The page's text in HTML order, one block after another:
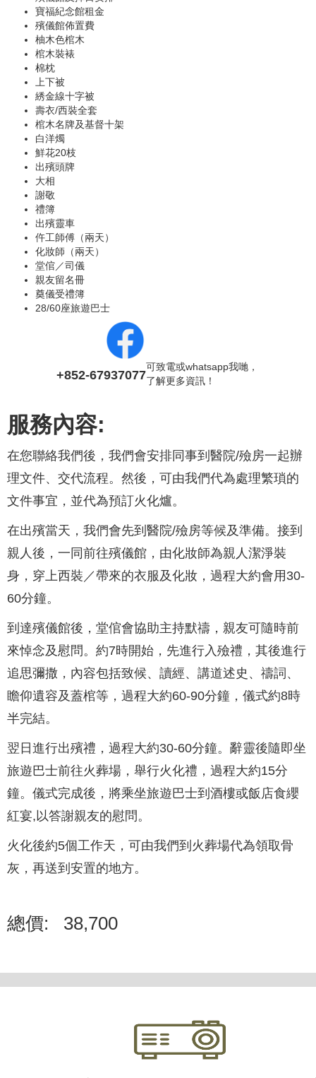
寶福紀念館租金
殯儀館佈置費
柚木色棺木
棺木裝裱
棉枕
上下被
綉金線十字被
壽衣/西裝全套
棺木名牌及基督十架
白洋燭
鮮花20枝
出殯頭牌
大相
謝敬
禮簿
出殯靈車
仵工師傅（兩天）
化妝師（兩天）
堂倌／司儀
親友留名冊
奠儀受禮簿
28/60座旅遊巴士
+852-67937077
可致電或whatsapp我哋，
了解更多資訊！
服務內容:
在您聯絡我們後，我們會安排同事到醫院/殮房一起辦
理文件、交代流程。然後，可由我們代為處理繁瑣的
文件事宜，並代為預訂火化爐。
在出殯當天，我們會先到醫院/殮房等候及準備。接到
親人後，一同前往殯儀館，由化妝師為親人潔淨裝
身，穿上西裝／帶來的衣服及化妝，過程大約會用30-
60分鐘。
到達殯儀館後，堂倌會協助主持默禱，親友可隨時前
來悼念及慰問。約7時開始，先進行入殮禮，其後進行
追思彌撒，內容包括致候、讀經、講道述史、禱詞、
瞻仰遺容及蓋棺等，過程大約60-90分鐘，儀式約8時
半完結。
翌日進行出殯禮，過程大約30-60分鐘。辭靈後隨即坐
旅遊巴士前往火葬場，舉行火化禮，過程大約15分
鐘。儀式完成後，將乘坐旅遊巴士到酒樓或飯店食纓
紅宴,以答謝親友的慰問。
火化後約5個工作天，可由我們到火葬場代為領取骨
灰，再送到安置的地方。
總價: 38,700